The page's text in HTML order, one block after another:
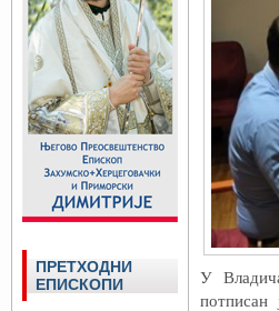
У
ПРЕТХОДНИ
ЕПИСКОПИ